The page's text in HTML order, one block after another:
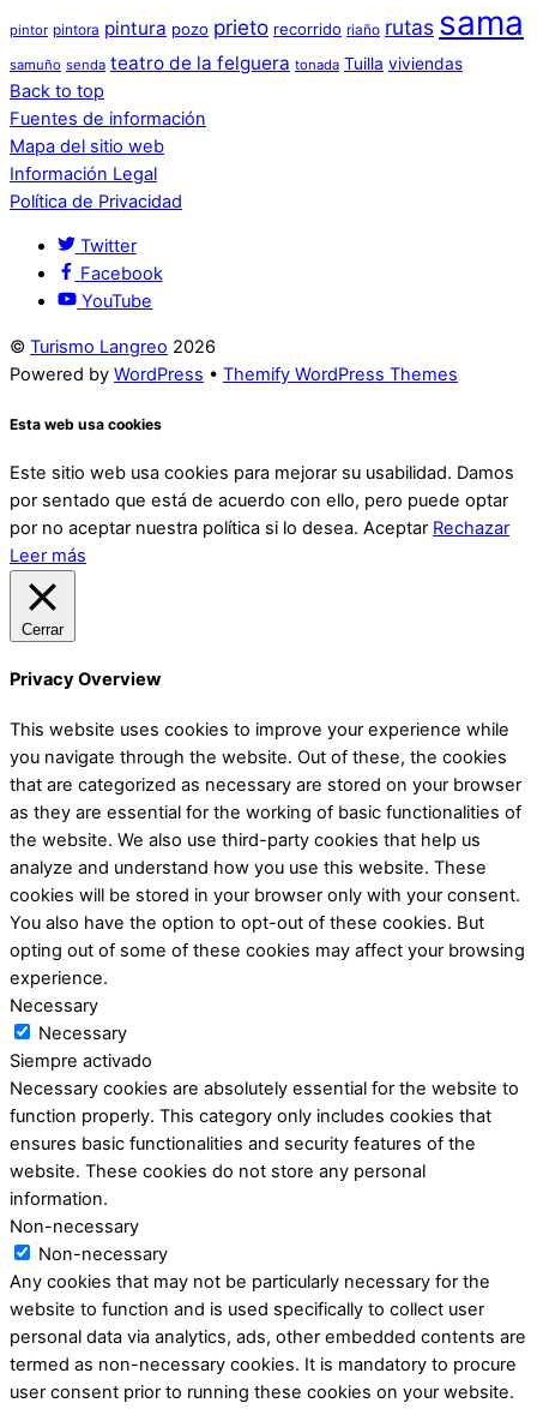
pintor pintora pintura pozo prieto recorrido riaño rutas sama
samuño senda teatro de la felguera tonada Tuilla viviendas
Back to top
Fuentes de información
Mapa del sitio web
Información Legal
Política de Privacidad
Twitter
Facebook
YouTube
© Turismo Langreo 2026
Powered by WordPress • Themify WordPress Themes
Esta web usa cookies
Este sitio web usa cookies para mejorar su usabilidad. Damos
por sentado que está de acuerdo con ello, pero puede optar
por no aceptar nuestra política si lo desea. Aceptar Rechazar
Leer más
Cerrar
Privacy Overview
This website uses cookies to improve your experience while
you navigate through the website. Out of these, the cookies
that are categorized as necessary are stored on your browser
as they are essential for the working of basic functionalities of
the website. We also use third-party cookies that help us
analyze and understand how you use this website. These
cookies will be stored in your browser only with your consent.
You also have the option to opt-out of these cookies. But
opting out of some of these cookies may affect your browsing
experience.
Necessary
Necessary
Siempre activado
Necessary cookies are absolutely essential for the website to
function properly. This category only includes cookies that
ensures basic functionalities and security features of the
website. These cookies do not store any personal
information.
Non-necessary
Non-necessary
Any cookies that may not be particularly necessary for the
website to function and is used specifically to collect user
personal data via analytics, ads, other embedded contents are
termed as non-necessary cookies. It is mandatory to procure
user consent prior to running these cookies on your website.